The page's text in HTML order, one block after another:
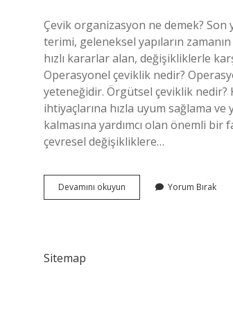
Çevik organizasyon ne demek?
terimi, geleneksel yapıların zamanın
hızlı kararlar alan, değişikliklerle
Operasyonel çeviklik nedir?
yeteneğidir. Örgütsel çeviklik
ihtiyaçlarına hızla uyum sağlama
kalmasına yardımcı olan önemli bir
çevresel değişikliklere…
Devamını okuyun Organizasyonel
Çeviklik
Yorum Bırak
Sitemap